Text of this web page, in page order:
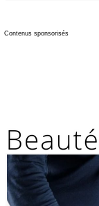
Contenus sponsorisés